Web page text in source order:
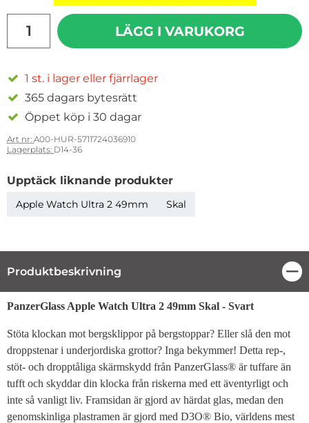
LÄGG I VARUKORG
1 st. i lager eller fjärrlager
365 dagars bytesrätt
Öppet köp i 30 dagar
Art nr: A00-HUR-5711724036910
Lagerplats: D14-36
Upptäck liknande produkter
Apple Watch Ultra 2 49mm Skal
Produktbeskrivning
Produktbeskrivning
PanzerGlass Apple Watch Ultra 2 49mm Skal - Svart
Stöta klockan mot bergsklippor på bergstoppar? Eller slå den mot
droppstenar i underjordiska grottor? Inga bekymmer! Detta rep-,
stöt- och dropptåliga skärmskydd från PanzerGlass® är tuffare än
tufft och skyddar din klocka från riskerna med ett äventyrligt och
inte så vanligt liv. Framsidan är gjord av härdat glas, medan den
genomskinliga plastramen är gjord med D3O® Bio, världens mest